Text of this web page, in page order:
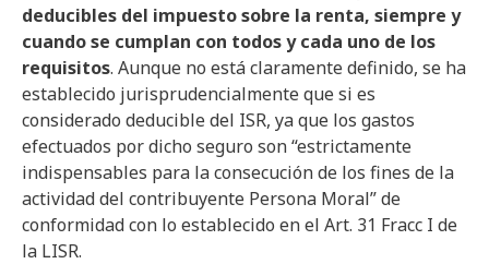
deducibles del impuesto sobre la renta, siempre y
cuando se cumplan con todos y cada uno de los
requisitos. Aunque no está claramente definido, se ha
establecido jurisprudencialmente que si es
considerado deducible del ISR, ya que los gastos
efectuados por dicho seguro son “estrictamente
indispensables para la consecución de los fines de la
actividad del contribuyente Persona Moral” de
conformidad con lo establecido en el Art. 31 Fracc I de
la LISR.